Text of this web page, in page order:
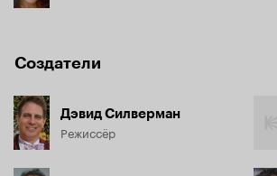
Создатели
Дэвид Силверман
Режиссёр